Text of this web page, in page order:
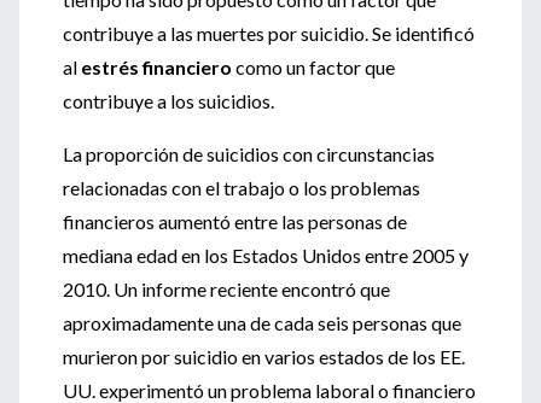
contribuye a las muertes por suicidio. Se identificó
al estrés financiero como un factor que
contribuye a los suicidios.
La proporción de suicidios con circunstancias
relacionadas con el trabajo o los problemas
financieros aumentó entre las personas de
mediana edad en los Estados Unidos entre 2005 y
2010. Un informe reciente encontró que
aproximadamente una de cada seis personas que
murieron por suicidio en varios estados de los EE.
UU. experimentó un problema laboral o financiero